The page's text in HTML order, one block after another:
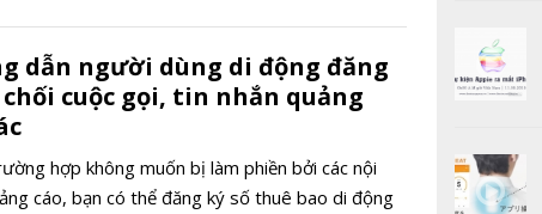
dẫn người dùng di động đăng
cuộc gọi, tin nhắn quảng
hợp không muốn bị làm phiền bởi các nội
cáo, bạn có thể đăng ký số thuê bao di động